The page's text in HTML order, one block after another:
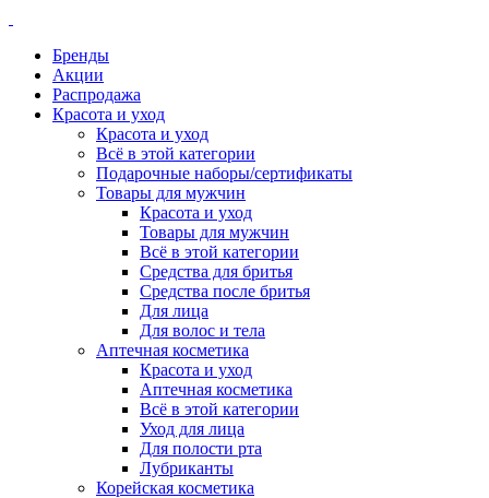
Бренды
Акции
Распродажа
Красота и уход
Красота и уход
Всё в этой категории
Подарочные наборы/сертификаты
Товары для мужчин
Красота и уход
Товары для мужчин
Всё в этой категории
Средства для бритья
Средства после бритья
Для лица
Для волос и тела
Аптечная косметика
Красота и уход
Аптечная косметика
Всё в этой категории
Уход для лица
Для полости рта
Лубриканты
Корейская косметика